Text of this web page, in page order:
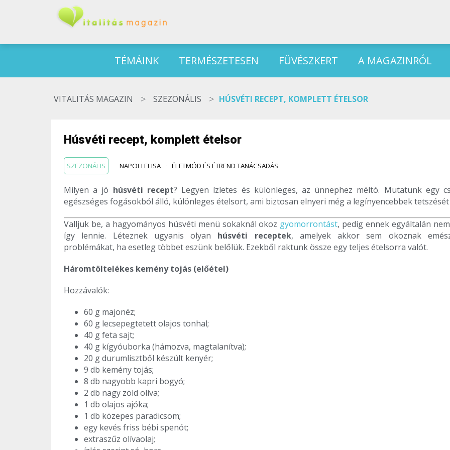
TÉMÁINK TERMÉSZETESEN FÜVÉSZKERT A MAGAZINRÓL
VITALITÁS MAGAZIN > SZEZONÁLIS > HÚSVÉTI RECEPT, KOMPLETT ÉTELSOR
Húsvéti recept, komplett ételsor
SZEZONÁLIS NAPOLI ELISA ÉLETMÓD ÉS ÉTREND TANÁCSADÁS
Milyen a jó húsvéti recept? Legyen ízletes és különleges, az ünnephez méltó. Mutatunk egy
egészséges fogásokból álló, különleges ételsort, ami biztosan elnyeri még a legínyencebbek tetszését
Valljuk be, a hagyományos húsvéti menü sokaknál okoz gyomorrontást, pedig ennek egyáltalán
így lennie. Léteznek ugyanis olyan húsvéti receptek, amelyek akkor sem okoznak
problémákat, ha esetleg többet eszünk belőlük. Ezekből raktunk össze egy teljes ételsorra valót.
Háromtöltelékes kemény tojás (előétel)
Hozzávalók:
60 g majonéz;
60 g lecsepegtetett olajos tonhal;
40 g feta sajt;
40 g kígyóuborka (hámozva, magtalanítva);
20 g durumlisztből készült kenyér;
9 db kemény tojás;
8 db nagyobb kapri bogyó;
2 db nagy zöld olíva;
1 db olajos ajóka;
1 db közepes paradicsom;
egy kevés friss bébi spenót;
extraszűz olívaolaj;